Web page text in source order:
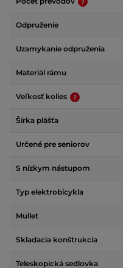
Odpruženie
Uzamykanie odpruženia
Materiál rámu
Veľkosť kolies
Šírka plášťa
Určené pre seniorov
S nízkym nástupom
Typ elektrobicykla
Mullet
Skladacia konštrukcia
Teleskopická sedlovka